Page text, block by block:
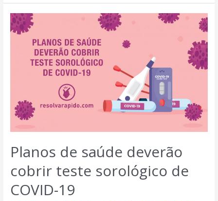
Planos de saúde deverão
cobrir teste sorológico de
COVID-19